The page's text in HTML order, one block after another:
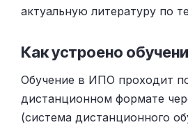
актуальную литературу по
Как устроено
Обучение в ИПО проходит
дистанционном формате
(система дистанционного